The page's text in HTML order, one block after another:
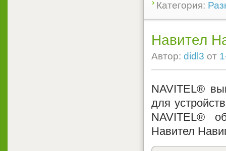
Категория:
Навител
Автор: didl3 от
NAVITEL®
для
NAVITEL®
Навител